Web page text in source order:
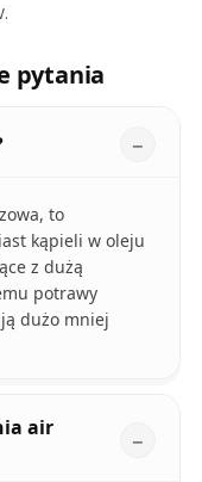
pytania
to
kąpieli w oleju
z dużą
potrawy
dużo mniej
air